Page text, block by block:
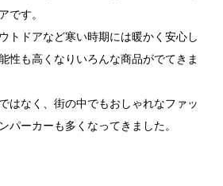
です。
トドアなど寒い時期には暖かく安心し
性も高くなりいろんな商品がでてきま
はなく、街の中でもおしゃれなファッ
パーカーも多くなってきました。